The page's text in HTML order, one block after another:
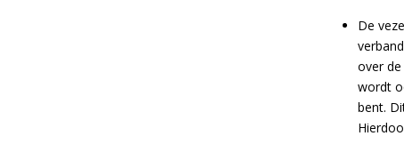
De
over
wordt
bent.